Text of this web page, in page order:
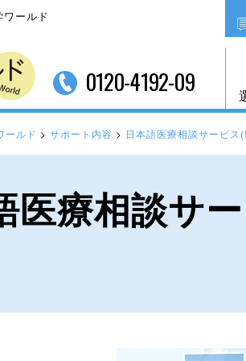
ールド
0120-4192-09
ールド > サポート内容 > 日本語医療相談サービ
医療相談サ